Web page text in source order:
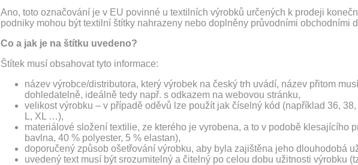
Ano, toto označování je v EU povinné u textilních výrobků určených k prodeji
podniky mohou být textilní štítky nahrazeny nebo doplněny průvodními obchodními
Co a jak je na štítku uvedeno?
Štítek musí obsahovat tyto informace:
název výrobce/distributora, který výrobek na český trh uvádí, název přitom
dohledatelně, ideálně tedy např. s odkazem na webovou stránku,
velikost výrobku – v případě oděvů lze použít jak číselný kód (například 36,
L, XL …),
materiálové složení textilie, ze kterého je vyrobena, a to v podobě klesajícího
bavlna, 40 % polyester, 5 % elastan),
doporučený způsob ošetřování výrobku, aby byla zajištěna jeho dlouhodobá
uvedený text musí být srozumitelný a čitelný po celou dobu užitnosti výrobku